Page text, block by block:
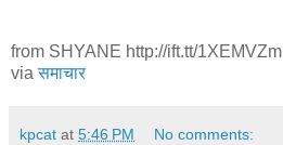
from SHYANE http://ift.tt/1XEMVZm
viaसमाचार
kpcat at 5:46 PM No comments: